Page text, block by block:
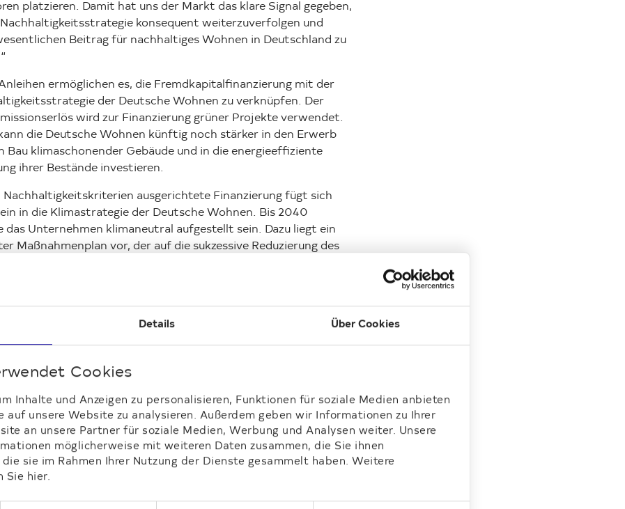
Details Über Cookies
Cookies
Inhalte und Anzeigen zu personalisieren, Funktionen für soziale Medien anbieten
auf unsere Website zu analysieren. Außerdem geben wir Informationen zu Ihrer
an unsere Partner für soziale Medien, Werbung und Analysen weiter. Unsere
möglicherweise mit weiteren Daten zusammen, die Sie ihnen
sie im Rahmen Ihrer Nutzung der Dienste gesammelt haben. Weitere
Sie hier.
platzieren. Damit hat uns der Markt das klare Signal gegeben,
Nachhaltigkeitsstrategie konsequent weiterzuverfolgen und
Beitrag für nachhaltiges Wohnen in Deutschland zu
ermöglichen es, die Fremdkapitalfinanzierung mit der
der Deutsche Wohnen zu verknüpfen. Der
wird zur Finanzierung grüner Projekte verwendet.
die Deutsche Wohnen künftig noch stärker in den Erwerb
Bau klimaschonender Gebäude und in die energieeffiziente
ihrer Bestände investieren.
Nachhaltigkeitskriterien ausgerichtete Finanzierung fügt sich
in die Klimastrategie der Deutsche Wohnen. Bis 2040
das Unternehmen klimaneutral aufgestellt sein. Dazu liegt ein
Maßnahmenplan vor, der auf die sukzessive Reduzierung des
stellt weder eine Aufforderung zum Kauf noch
zum Verkauf von Wertpapieren dar und wurde von der
Wohnen und/oder ihren Tochtergesellschaften ausschließlich
erstellt. Diese Pressemitteilung kann Aussagen,
Meinungen und Vorhersagen in Bezug auf die erwartete
enthalten, die verschiedene Annahmen wiedergeben